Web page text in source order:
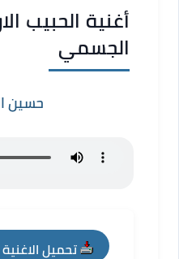
أغنية الحبيب
الجسمي
حسين
تحميل الاغنية